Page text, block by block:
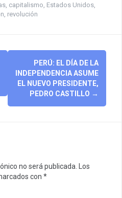
capitalismo Estados Unidos
revolución
PERÚ: EL DÍA DE LA
INDEPENDENCIA ASUME
EL NUEVO PRESIDENTE,
PEDRO CASTILLO →
no será publicada.
Los
con *